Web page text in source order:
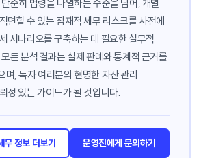
순히 법령을 나열하는 수준을 넘어, 개별
면할 수 있는 잠재적 세무 리스크를 사전에
시나리오를 구축하는 데 필요한 실무적
든 분석 결과는 실제 판례와 통계적 근거를
며, 독자 여러분의 현명한 자산 관리
성 있는 가이드가 될 것입니다.
무 정보 더보기 운영진에게 문의하기